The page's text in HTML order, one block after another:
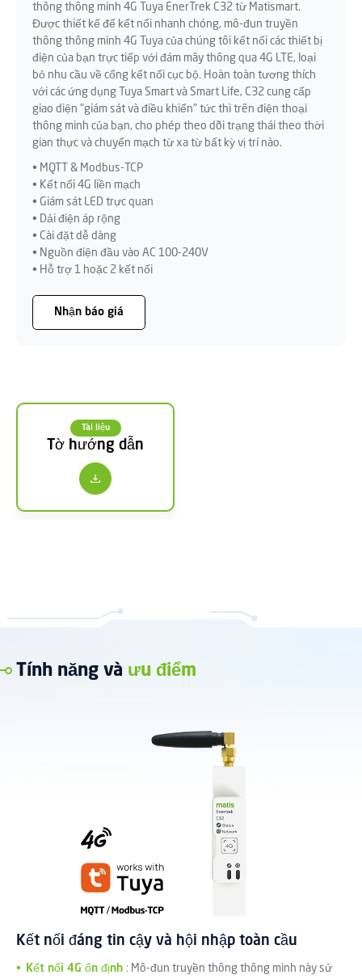
thông thông minh 4G Tuya EnerTrek C32 từ Matismart.
Được thiết kế để kết nối nhanh chóng, mô-đun truyền
thông thông minh 4G Tuya của chúng tôi kết nối các thiết bị
điện của bạn trực tiếp với đám mây thông qua 4G LTE, loại
bỏ nhu cầu về cổng kết nối cục bộ. Hoàn toàn tương thích
với các ứng dụng Tuya Smart và Smart Life, C32 cung cấp
giao diện "giám sát và điều khiển" tức thì trên điện thoại
thông minh của bạn, cho phép theo dõi trạng thái theo thời
gian thực và chuyển mạch từ xa từ bất kỳ vị trí nào.
• MQTT & Modbus-TCP
• Kết nối 4G liền mạch
• Giám sát LED trực quan
• Dải điện áp rộng
• Cài đặt dễ dàng
• Nguồn điện đầu vào AC 100-240V
• Hỗ trợ 1 hoặc 2 kết nối
Nhận báo giá
Tài liệu
Tờ hướng dẫn
Tính năng và ưu điểm
Kết nối đáng tin cậy và hội nhập toàn cầu
• Kết nối 4G ổn định : Mô-đun truyền thông thông minh này sử